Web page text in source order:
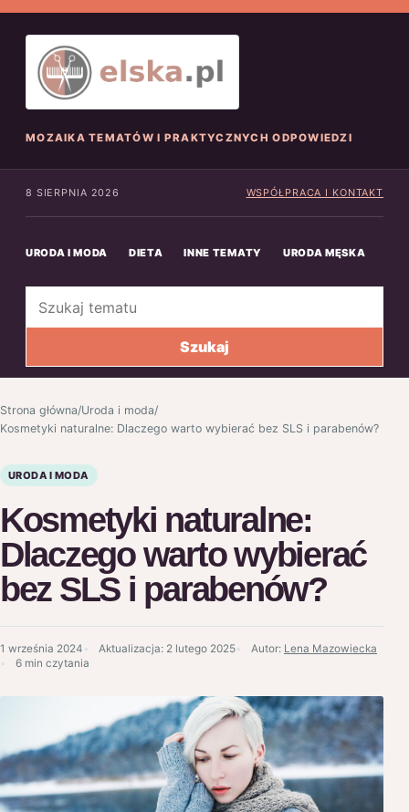
MOZAIKA TEMATÓW I PRAKTYCZNYCH ODPOWIEDZI
8 SIERPNIA 2026 WSPÓŁPRACA I KONTAKT
URODA I MODA DIETA INNE TEMATY URODA MĘSKA
Szukaj
Szukaj
Strona główna/Uroda i moda/
Kosmetyki naturalne: Dlaczego warto wybierać bez SLS i parabenów?
URODA I MODA
Kosmetyki naturalne:
Dlaczego warto wybierać
bez SLS i parabenów?
1 września 2024 Aktualizacja: 2 lutego 2025 Autor: Lena Mazowiecka
6 min czytania